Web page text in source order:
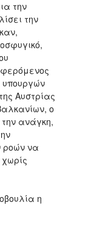
την
την
υπουργών
Αυστρίας
ο
ανάγκη,
ροών να
η